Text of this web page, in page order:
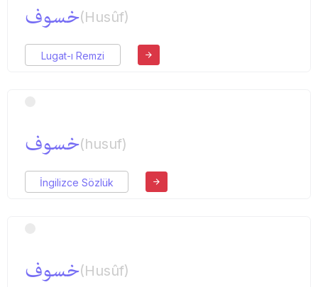
خسوف(Husûf)
Lugat-ı Remzi
خسوف(husuf)
İngilizce Sözlük
خسوف(Husûf)